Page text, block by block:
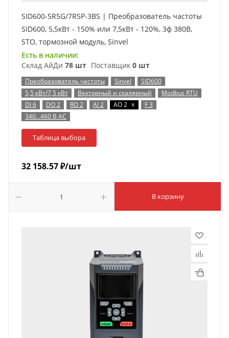
SID600-5R5G/7R5P-3BS | Преобразователь частоты
SID600, 5,5кВт - 150% или 7,5кВт - 120%, 3ф 380В,
STO, тормозной модуль, Sinvel
Есть в наличии:
Склад АйДи 78 шт Поставщик 0 шт
Преобразователь частоты Sinvel
SID600
5,5 кВт/7,5 кВт
Векторный и скалярный
Modbus RTU
DI 6
DO 2 RO 2 AI 2 AO 2 x
F 3
340…460 В AC
Таблица выбора
32 158.57₽/шт
В корзину